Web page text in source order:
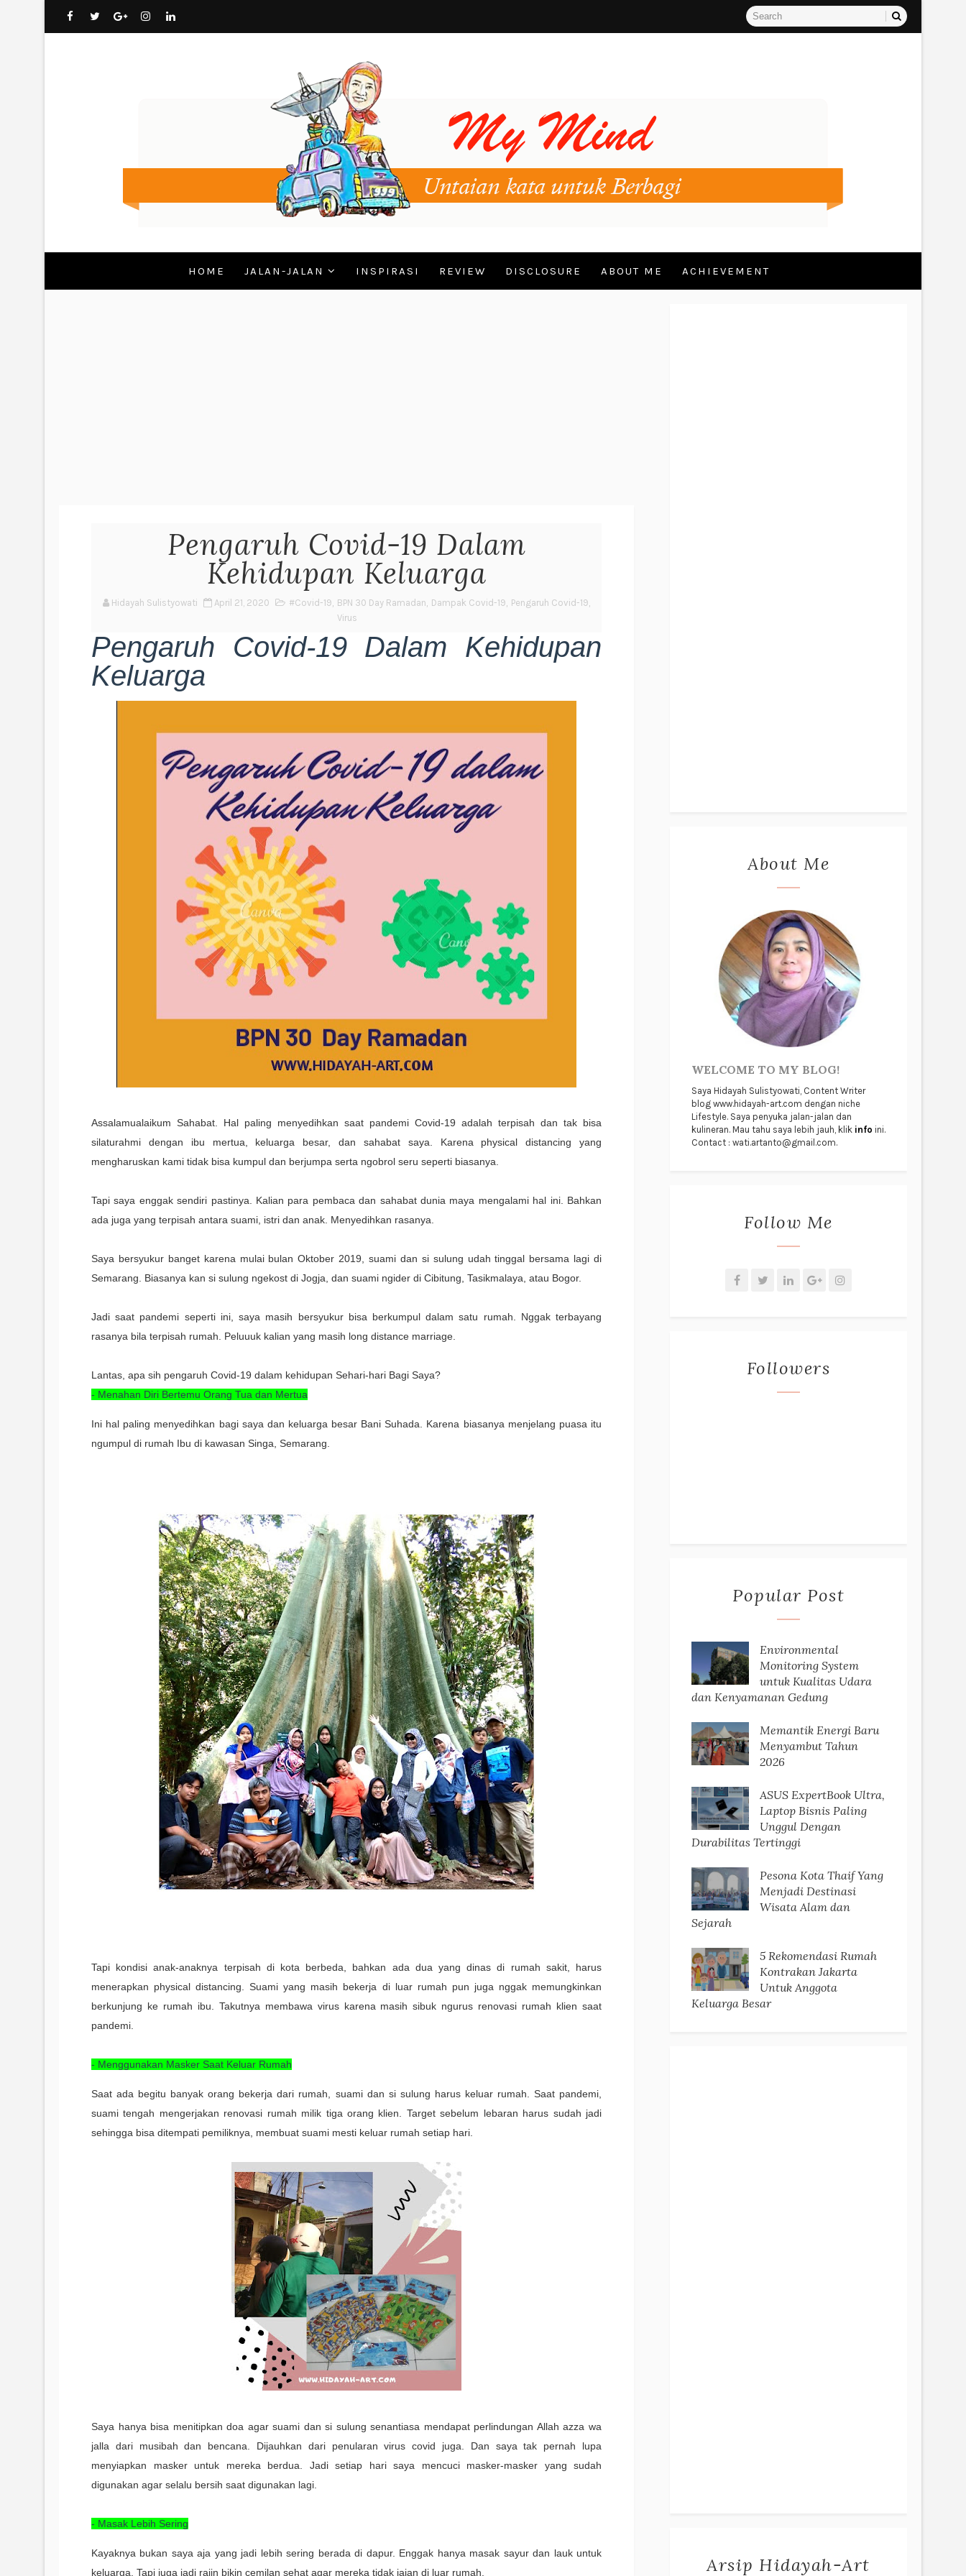
HOME JALAN-JALAN INSPIRASI REVIEW DISCLOSURE ABOUT ME ACHIEVEMENT
Pengaruh Covid-19 Dalam
Kehidupan Keluarga
Hidayah Sulistyowati April 21, 2020 #Covid-19, BPN 30 Day Ramadan, Dampak Covid-19, Pengaruh Covid-19,
Virus
Pengaruh Covid-19 Dalam Kehidupan
Keluarga
Assalamualaikum Sahabat. Hal paling menyedihkan saat pandemi Covid-19 adalah terpisah dan tak bisa
silaturahmi dengan ibu mertua, keluarga besar, dan sahabat saya. Karena physical distancing yang
mengharuskan kami tidak bisa kumpul dan berjumpa serta ngobrol seru seperti biasanya.
Tapi saya enggak sendiri pastinya. Kalian para pembaca dan sahabat dunia maya mengalami hal ini. Bahkan
ada juga yang terpisah antara suami, istri dan anak. Menyedihkan rasanya.
Saya bersyukur banget karena mulai bulan Oktober 2019, suami dan si sulung udah tinggal bersama lagi di
Semarang. Biasanya kan si sulung ngekost di Jogja, dan suami ngider di Cibitung, Tasikmalaya, atau Bogor.
Jadi saat pandemi seperti ini, saya masih bersyukur bisa berkumpul dalam satu rumah. Nggak terbayang
rasanya bila terpisah rumah. Peluuuk kalian yang masih long distance marriage.
Lantas, apa sih pengaruh Covid-19 dalam kehidupan Sehari-hari Bagi Saya?
- Menahan Diri Bertemu Orang Tua dan Mertua
Ini hal paling menyedihkan bagi saya dan keluarga besar Bani Suhada. Karena biasanya menjelang puasa itu
ngumpul di rumah Ibu di kawasan Singa, Semarang.
Tapi kondisi anak-anaknya terpisah di kota berbeda, bahkan ada dua yang dinas di rumah sakit, harus
menerapkan physical distancing. Suami yang masih bekerja di luar rumah pun juga nggak memungkinkan
berkunjung ke rumah ibu. Takutnya membawa virus karena masih sibuk ngurus renovasi rumah klien saat
pandemi.
- Menggunakan Masker Saat Keluar Rumah
Saat ada begitu banyak orang bekerja dari rumah, suami dan si sulung harus keluar rumah. Saat pandemi,
suami tengah mengerjakan renovasi rumah milik tiga orang klien. Target sebelum lebaran harus sudah jadi
sehingga bisa ditempati pemiliknya, membuat suami mesti keluar rumah setiap hari.
Saya hanya bisa menitipkan doa agar suami dan si sulung senantiasa mendapat perlindungan Allah azza wa
jalla dari musibah dan bencana. Dijauhkan dari penularan virus covid juga. Dan saya tak pernah lupa
menyiapkan masker untuk mereka berdua. Jadi setiap hari saya mencuci masker-masker yang sudah
digunakan agar selalu bersih saat digunakan lagi.
- Masak Lebih Sering
Kayaknya bukan saya aja yang jadi lebih sering berada di dapur. Enggak hanya masak sayur dan lauk untuk
keluarga. Tapi juga jadi rajin bikin cemilan sehat agar mereka tidak jajan di luar rumah.
About Me
WELCOME TO MY BLOG!
Saya Hidayah Sulistyowati, Content Writer
blog www.hidayah-art.com dengan niche
Lifestyle. Saya penyuka jalan-jalan dan
kulineran. Mau tahu saya lebih jauh, klik info ini.
Contact : wati.artanto@gmail.com.
Follow Me
Followers
Popular Post
Environmental
Monitoring System
untuk Kualitas Udara
dan Kenyamanan Gedung
Memantik Energi Baru
Menyambut Tahun
2026
ASUS ExpertBook Ultra,
Laptop Bisnis Paling
Unggul Dengan
Durabilitas Tertinggi
Pesona Kota Thaif Yang
Menjadi Destinasi
Wisata Alam dan
Sejarah
5 Rekomendasi Rumah
Kontrakan Jakarta
Untuk Anggota
Keluarga Besar
Arsip Hidayah-Art